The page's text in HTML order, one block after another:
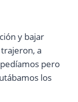
y bajar
a
pero
los